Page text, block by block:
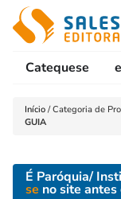
Catequese
Início /Categoria de
GUIA
É Paróquia/
se no site